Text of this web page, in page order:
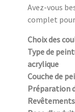
Avez-vous
complet
Choix des
Type de
acrylique
Couche de
Préparation